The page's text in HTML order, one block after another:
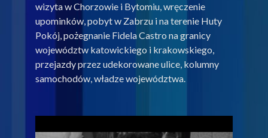
wizyta w Chorzowie i Bytomiu, wręczenie
upominków, pobyt w Zabrzu i na terenie Huty
Pokój, pożegnanie Fidela Castro na granicy
województw katowickiego i krakowskiego,
przejazdy przez udekorowane ulice, kolumny
samochodów, władze województwa.